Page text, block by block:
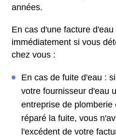
années.
En cas d'une facture
immédiatement si vous
chez vous :
En cas de fuite d'eau :
votre fournisseur d'eau
entreprise de plomberie
réparé la fuite, vous
l'excédent de votre